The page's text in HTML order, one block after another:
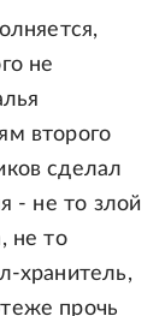
не
второго
сделал
- не то злой
не то
хранитель,
прочь